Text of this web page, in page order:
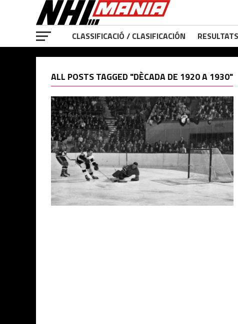
CLASSIFICACIÓ / CLASIFICACIÓN
ALL POSTS TAGGED "DÈCADA DE 1920 A 1930"